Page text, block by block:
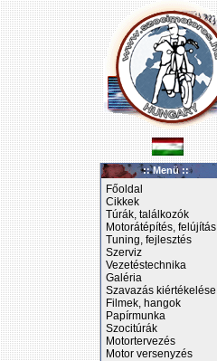
:: Menü ::
Főoldal
Cikkek
Túrák, találkozók
Motorátépítés, felújítás
Tuning, fejlesztés
Szerviz
Vezetéstechnika
Galéria
Szavazás kiértékelése
Filmek, hangok
Papírmunka
Szocitúrák
Motortervezés
Motor versenyzés